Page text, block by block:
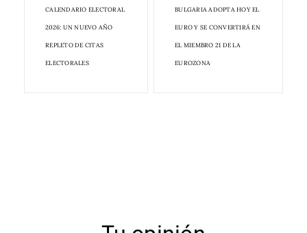
CALENDARIO ELECTORAL
2026: UN NUEVO AÑO
REPLETO DE CITAS
ELECTORALES
BULGARIA ADOPTA HOY EL
EURO Y SE CONVERTIRÁ EN
EL MIEMBRO 21 DE LA
EUROZONA